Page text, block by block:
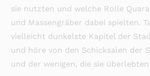
sie nutzten und welche Rolle
und Massengräber dabei spielten.
vielleicht dunkelste Kapitel der
und höre von den Schicksalen der
und der wenigen, die sie überlebten.